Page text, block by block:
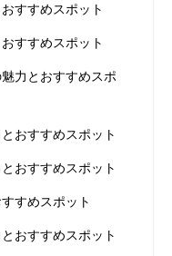
すすめスポット
すすめスポット
力とおすすめスポ
おすすめスポット
おすすめスポット
すめスポット
おすすめスポット